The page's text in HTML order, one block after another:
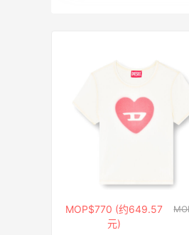
MOP$770 (约649.57
元)
低至5折
Diesel Europe
Maje US：限时
精选低至2折